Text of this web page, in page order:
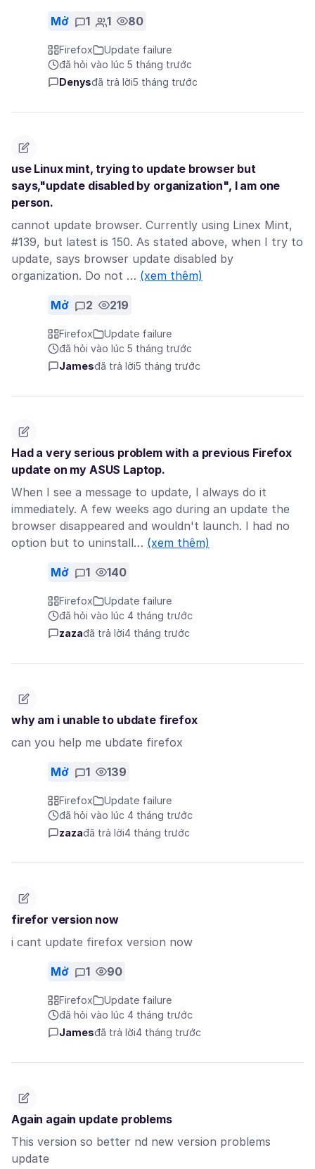
Mở 1 1 80
Firefox
Update failure
đã hỏi vào lúc 5 tháng trước
Denysđã trả lời5 tháng trước
use Linux mint, trying to update browser but
says,"update disabled by organization", I am one
person.
cannot update browser. Currently using Linex Mint,
#139, but latest is 150. As stated above, when I try to
update, says browser update disabled by
organization. Do not … (xem thêm)
Mở 2 219
Firefox
Update failure
đã hỏi vào lúc 5 tháng trước
Jamesđã trả lời5 tháng trước
Had a very serious problem with a previous Firefox
update on my ASUS Laptop.
When I see a message to update, I always do it
immediately. A few weeks ago during an update the
browser disappeared and wouldn't launch. I had no
option but to uninstall… (xem thêm)
Mở 1 140
Firefox
Update failure
đã hỏi vào lúc 4 tháng trước
zazađã trả lời4 tháng trước
why am i unable to ubdate firefox
can you help me ubdate firefox
Mở 1 139
Firefox
Update failure
đã hỏi vào lúc 4 tháng trước
zazađã trả lời4 tháng trước
firefor version now
i cant update firefox version now
Mở 1 90
Firefox
Update failure
đã hỏi vào lúc 4 tháng trước
Jamesđã trả lời4 tháng trước
Again again update problems
This version so better nd new version problems
update